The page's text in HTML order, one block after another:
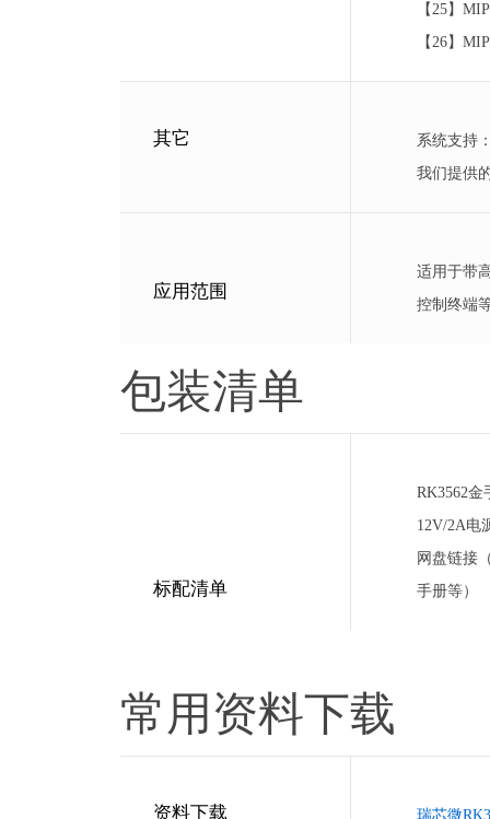
【25】
【26】
其它
系统支持
我们提供
应用范围
适用于带
控制终端
包装清单
标配清单
RK3562金
12V/2A电
网盘链接
手册等）
常用资料下载
资料下载 瑞芯微